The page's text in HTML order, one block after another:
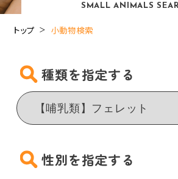
SMALL ANIMALS
トップ 小動物検索
種類を指定する
性別を指定する